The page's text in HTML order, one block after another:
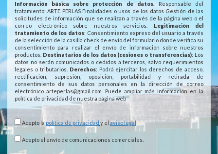
Información básica sobre protección de datos. Responsable del
tratamiento: ARTE PERLAS Finalidades o usos de los datos Gestión de las
solicitudes de información que se realizan a través de la página web o el
correo electrónico sobre nuestros servicios.
Legitimación del
tratamiento de los datos: Consentimiento expreso del usuario a través
de la selección de la casilla check de envío del formulario donde verifica su
consentimiento para realizar el envío de información sobre nuestros
productos. Destinatarios de los datos (cesiones o transferencias): Los
datos no serán comunicados o cedidos a terceros, salvo requerimientos
legales o tributarios.
Derechos: Podrá ejercitar los derechos de acceso,
rectificación, supresión, oposición, portabilidad y retirada de
consentimiento de sus datos personales en la dirección de correo
electrónico arteperlas@gmail.com. Puede ampliar más información en la
política de privacidad de nuestra página web
Acepto la política de privacidady el aviso legal
Acepto el envío de comunicaciones comerciales.